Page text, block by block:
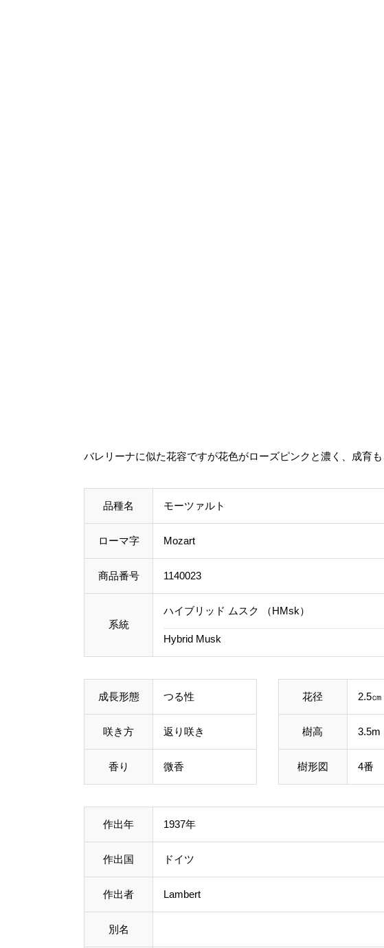
バレリーナに似た花容ですが花色がローズピンクと濃く、成育
品種名 モーツァルト
ローマ字 Mozart
商品番号 1140023
系統
ハイブリッド ムスク （HMsk）
Hybrid Musk
成長形態 つる性
咲き方 返り咲き
香り 微香
花径 2.5㎝
樹高 3.5m
樹形図 4番
作出年 1937年
作出国 ドイツ
作出者 Lambert
別名